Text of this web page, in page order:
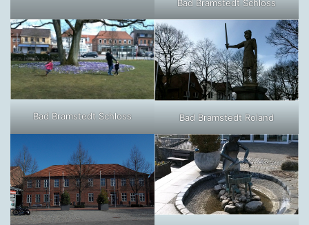
Bad Bramstedt Schloss
Bad Bramstedt Schloss Bad Bramstedt Roland